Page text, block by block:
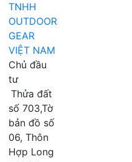
TNHH
OUTDOOR
GEAR
VIỆT NAM
Chủ đầu
tư
Thửa đất
số 703,Tờ
bản đồ số
06, Thôn
Hợp Long